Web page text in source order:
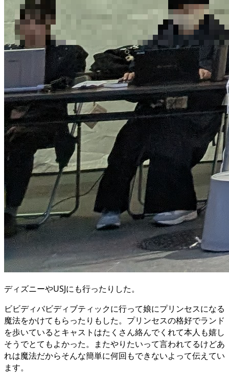
ディズニーやUSJにも行ったりした。
ビビディバビディブティックに行って娘にプリンセスになる
魔法をかけてもらったりもした。プリンセスの格好でランド
を歩いているとキャストはたくさん絡んでくれて本人も嬉し
そうでとてもよかった。またやりたいって言われてるけどあ
れは魔法だからそんな簡単に何回もできないよって伝えてい
ます。